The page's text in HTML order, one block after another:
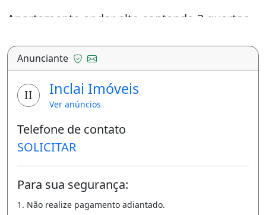
Apartamento andar alto contendo 3 quartos
todos os móveis e eletrodomésticos,
apartamento montado.
Características do apartamento:
Armários Embutidos
Varanda
Churrasqueira
Piscina
Anunciante
II Inclai Imóveis
Ver anúncios
Telefone de contato
SOLICITAR
Para sua segurança:
1. Não realize pagamento adiantado.